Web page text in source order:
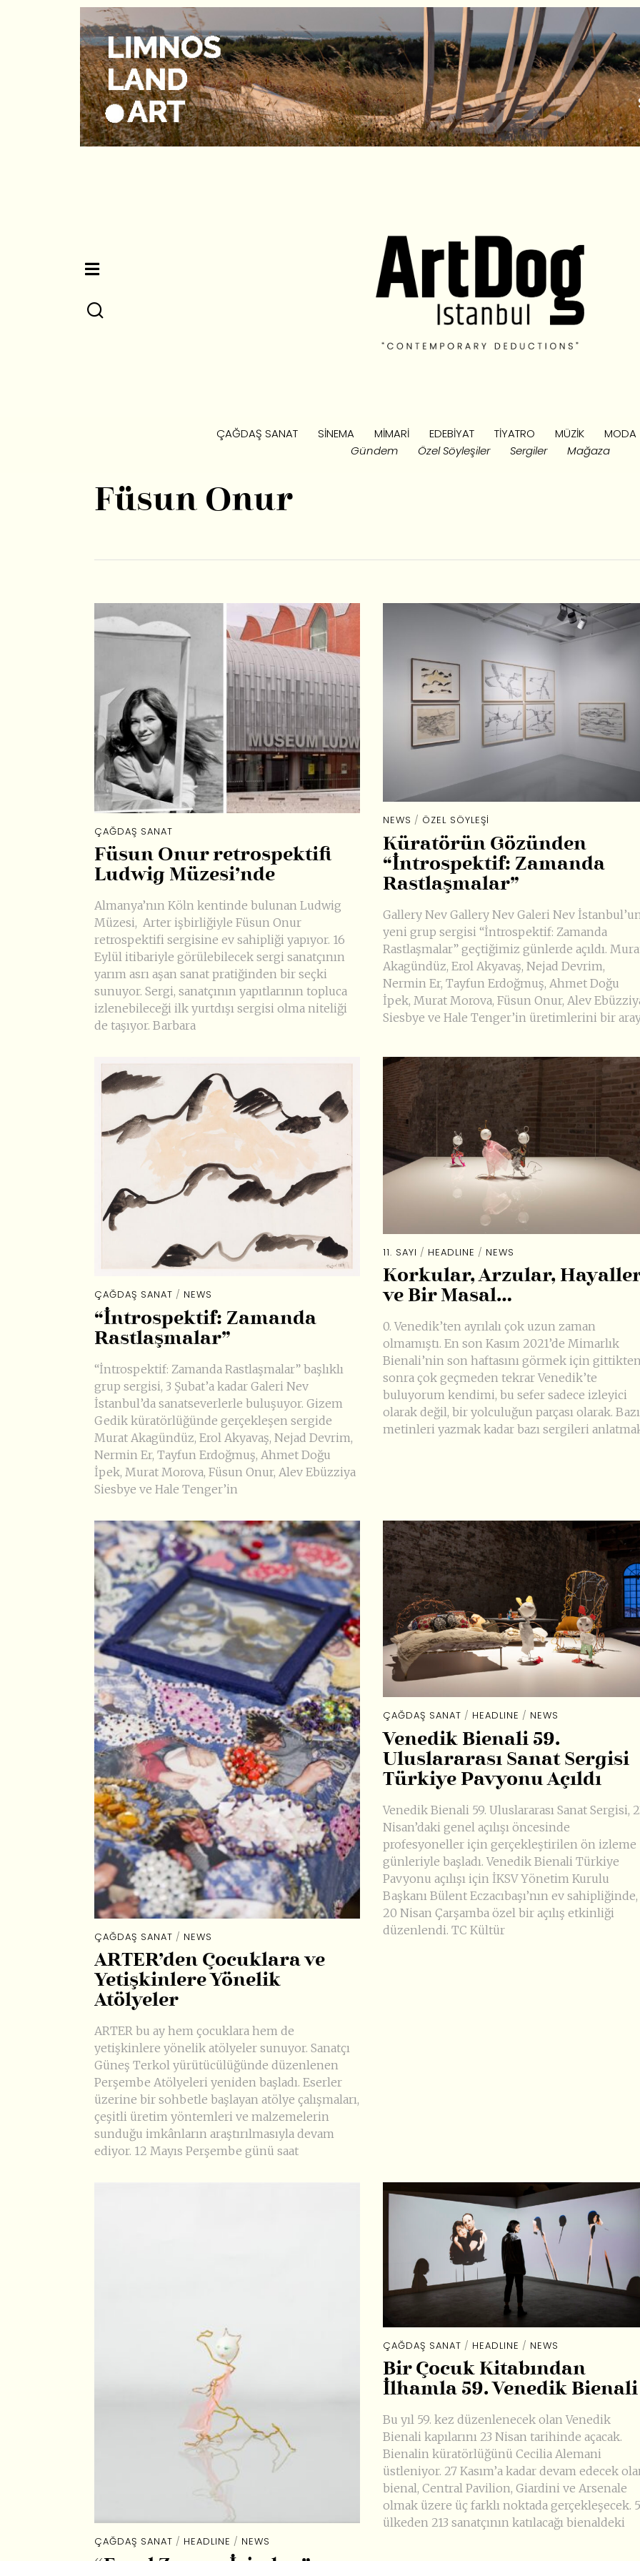
ÇAĞDAŞ SANAT SINEMA MIMARI EDEBIYAT TIYATRO MÜZIK
MODA
Gündem
Özel Söyleşiler Sergiler Mağaza
Füsun Onur
ÇAĞDAŞ SANAT
Füsun Onur retrospektifi
Ludwig Müzesi’nde
Almanya’nın Köln kentinde bulunan Ludwig
Müzesi, Arter işbirliğiyle Füsun Onur
retrospektifi sergisine ev sahipliği yapıyor. 16
Eylül itibariyle görülebilecek sergi sanatçının
yarım asrı aşan sanat pratiğinden bir seçki
sunuyor. Sergi, sanatçının yapıtlarının topluca
izlenebileceği ilk yurtdışı sergisi olma niteliği
de taşıyor. Barbara
NEWS / ÖZEL SÖYLEŞI
Küratörün Gözünden
“İntrospektif: Zamanda
Rastlaşmalar”
Gallery Nev Gallery Nev Galeri Nev
yeni grup sergisi “İntrospektif: Zamanda
Rastlaşmalar” geçtiğimiz günlerde açıldı.
Akagündüz, Erol Akyavaş, Nejad Devrim,
Nermin Er, Tayfun Erdoğmuş, Ahmet Doğu
İpek, Murat Morova, Füsun Onur, Alev
Siesbye ve Hale Tenger’in üretimlerini bir
ÇAĞDAŞ SANAT / NEWS
“İntrospektif: Zamanda
Rastlaşmalar”
“İntrospektif: Zamanda Rastlaşmalar” başlıklı
grup sergisi, 3 Şubat’a kadar Galeri Nev
İstanbul’da sanatseverlerle buluşuyor. Gizem
Gedik küratörlüğünde gerçekleşen sergide
Murat Akagündüz, Erol Akyavaş, Nejad Devrim,
Nermin Er, Tayfun Erdoğmuş, Ahmet Doğu
İpek, Murat Morova, Füsun Onur, Alev Ebüzziya
Siesbye ve Hale Tenger’in
11. SAYI / HEADLINE / NEWS
Korkular, Arzular,
ve Bir Masal…
0. Venedik’ten ayrılalı çok uzun zaman
olmamıştı. En son Kasım 2021’de Mimarlık
Bienali’nin son haftasını görmek için
sonra çok geçmeden tekrar Venedik’te
buluyorum kendimi, bu sefer sadece izleyici
olarak değil, bir yolculuğun parçası olarak. Bazı
metinleri yazmak kadar bazı sergileri
ÇAĞDAŞ SANAT / NEWS
ARTER’den Çocuklara ve
Yetişkinlere Yönelik
Atölyeler
ARTER bu ay hem çocuklara hem de
yetişkinlere yönelik atölyeler sunuyor. Sanatçı
Güneş Terkol yürütücülüğünde düzenlenen
Perşembe Atölyeleri yeniden başladı. Eserler
üzerine bir sohbetle başlayan atölye çalışmaları,
çeşitli üretim yöntemleri ve malzemelerin
sunduğu imkânların araştırılmasıyla devam
ediyor. 12 Mayıs Perşembe günü saat
ÇAĞDAŞ SANAT / HEADLINE / NEWS
Venedik Bienali 59.
Uluslararası Sanat Sergisi
Türkiye Pavyonu Açıldı
Venedik Bienali 59. Uluslararası Sanat Sergisi,
Nisan’daki genel açılışı öncesinde
profesyoneller için gerçekleştirilen ön izleme
günleriyle başladı. Venedik Bienali Türkiye
Pavyonu açılışı için İKSV Yönetim Kurulu
Başkanı Bülent Eczacıbaşı’nın ev sahipliğinde,
20 Nisan Çarşamba özel bir açılış etkinliği
düzenlendi. TC Kültür
ÇAĞDAŞ SANAT / HEADLINE / NEWS
ÇAĞDAŞ SANAT / HEADLINE / NEWS
Bir Çocuk Kitabından
İlhamla 59. Venedik Bienali
Bu yıl 59. kez düzenlenecek olan Venedik
Bienali kapılarını 23 Nisan tarihinde açacak.
Bienalin küratörlüğünü Cecilia Alemani
üstleniyor. 27 Kasım’a kadar devam edecek
bienal, Central Pavilion, Giardini ve Arsenale
olmak üzere üç farklı noktada gerçekleşecek.
ülkeden 213 sanatçının katılacağı bienaldeki